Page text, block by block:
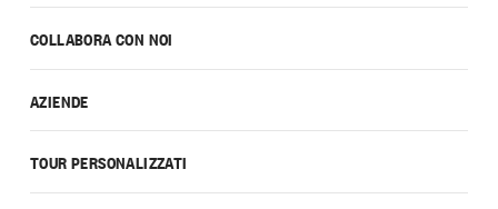
COLLABORA CON NOI
AZIENDE
TOUR PERSONALIZZATI